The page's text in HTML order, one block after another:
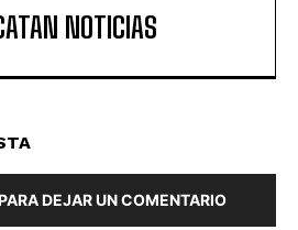
NOTICIAS
DEJAR UN COMENTARIO